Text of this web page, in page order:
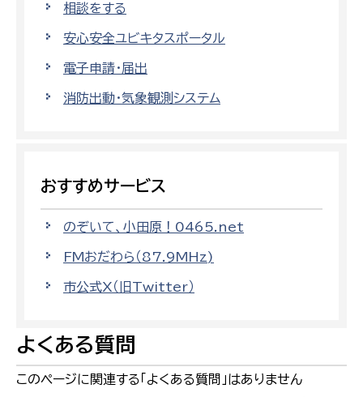
相談をする
安心安全ユビキタスポータル
電子申請・届出
消防出動・気象観測システム
おすすめサービス
のぞいて、小田原！0465.net
FMおだわら（87.9MHz)
市公式X（旧Twitter）
よくある質問
このページに関連する「よくある質問」はありません